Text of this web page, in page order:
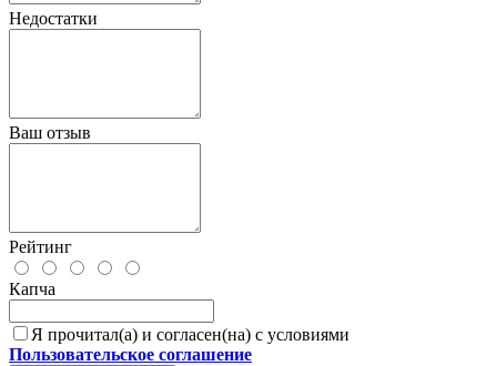
Недостатки
Ваш отзыв
Рейтинг
Капча
Я прочитал(а) и согласен(на) с условиями
Пользовательское соглашение